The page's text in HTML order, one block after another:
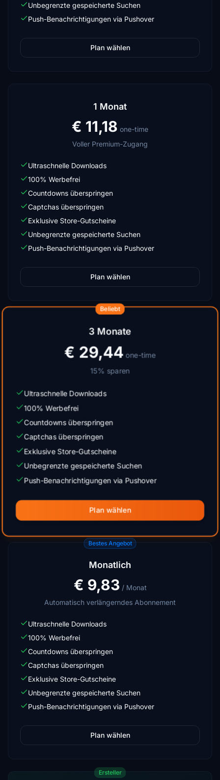
Unbegrenzte gespeicherte Suchen
Push-Benachrichtigungen via Pushover
Plan wählen
1 Monat
€ 11,18 one-time
Voller Premium-Zugang
Ultraschnelle Downloads
100% Werbefrei
Countdowns überspringen
Captchas überspringen
Exklusive Store-Gutscheine
Unbegrenzte gespeicherte Suchen
Push-Benachrichtigungen via Pushover
Plan wählen
Beliebt
3 Monate
€ 29,44 one-time
15% sparen
Ultraschnelle Downloads
100% Werbefrei
Countdowns überspringen
Captchas überspringen
Exklusive Store-Gutscheine
Unbegrenzte gespeicherte Suchen
Push-Benachrichtigungen via Pushover
Plan wählen
Bestes Angebot
Monatlich
€ 9,83 / Monat
Automatisch verlängerndes Abonnement
Ultraschnelle Downloads
100% Werbefrei
Countdowns überspringen
Captchas überspringen
Exklusive Store-Gutscheine
Unbegrenzte gespeicherte Suchen
Push-Benachrichtigungen via Pushover
Plan wählen
Ersteller